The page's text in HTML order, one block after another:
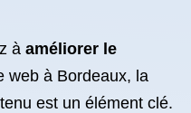
à améliorer le
web à Bordeaux, la
est un élément clé.